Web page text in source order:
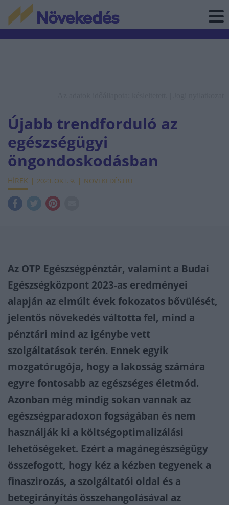
Újabb trendforduló az
egészségügyi
öngondoskodásban
HÍREK 2023. OKT. 9. NÖVEKEDÉS.HU
Az OTP Egészségpénztár, valamint a Budai
Egészségközpont 2023-as eredményei
alapján az elmúlt évek fokozatos bővülését,
jelentős növekedés váltotta fel, mind a
pénztári mind az igénybe vett
szolgáltatások terén. Ennek egyik
mozgatórugója, hogy a lakosság számára
egyre fontosabb az egészséges életmód.
Azonban még mindig sokan vannak az
egészségparadoxon fogságában és nem
használják ki a költségoptimalizálási
lehetőségeket. Ezért a magánegészségügy
összefogott, hogy kéz a kézben tegyenek a
finaszirozás, a szolgáltatói oldal és a
betegirányítás összehangolásával az